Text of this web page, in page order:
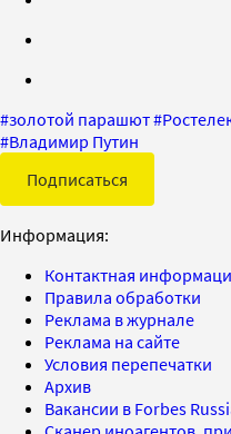
#золотой парашют#
#Владимир Путин
Подписаться
Информация:
Контактная
Правила обработки
Реклама в журнале
Реклама на сайте
Условия перепечатки
Архив
Вакансии в Forbes